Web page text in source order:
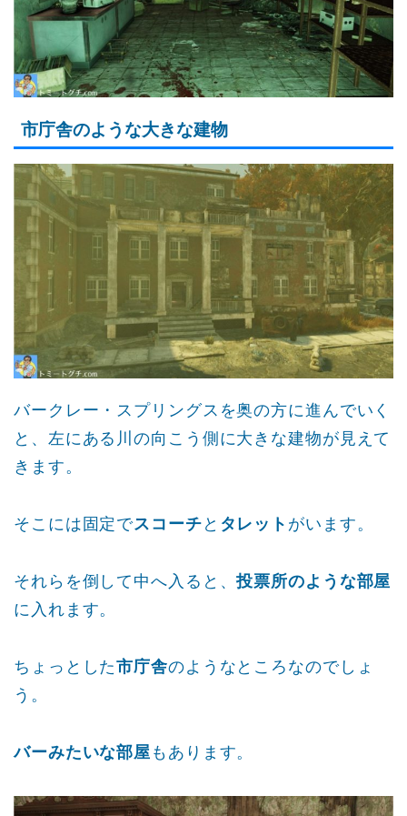
市庁舎のような大きな建物
バークレー・スプリングスを奥の方に進んでいく
と、左にある川の向こう側に大きな建物が見えて
きます。
そこには固定でスコーチ と タレット がいます。
それらを倒して中へ入ると、投票所のような部屋
に入れます。
ちょっとした市庁舎のようなところなのでしょ
う。
バーみたいな部屋 もあります。